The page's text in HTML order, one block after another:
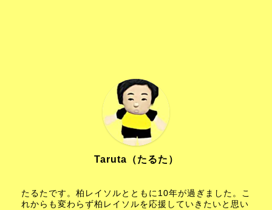
Taruta（たるた）
たるたです。柏レイソルとともに10年が過ぎました。こ
れからも変わらず柏レイソルを応援していきたいと思い